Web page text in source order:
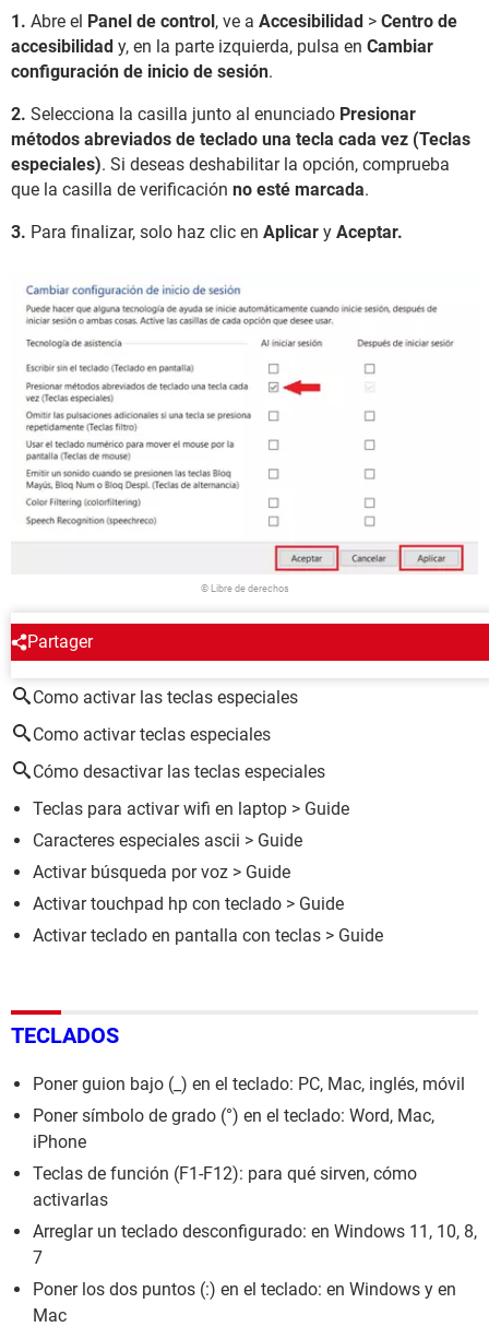
1. Abre el Panel de control , ve a Accesibilidad > Centro de
accesibilidad y, en la parte izquierda, pulsa en Cambiar
configuración de inicio de sesión.
2. Selecciona la casilla junto al enunciado Presionar
métodos abreviados de teclado una tecla cada vez (Teclas
especiales). Si deseas deshabilitar la opción, comprueba
que la casilla de verificación no esté marcada.
3. Para finalizar, solo haz clic en Aplicar y Aceptar.
© Libre de derechos
Partager
ALREDEDOR DEL MISMO TEMA
Como activar las teclas especiales
Como activar teclas especiales
Cómo desactivar las teclas especiales
Teclas para activar wifi en laptop > Guide
Caracteres especiales ascii > Guide
Activar búsqueda por voz > Guide
Activar touchpad hp con teclado > Guide
Activar teclado en pantalla con teclas > Guide
TECLADOS
Poner guion bajo (_) en el teclado: PC, Mac, inglés, móvil
Poner símbolo de grado (°) en el teclado: Word, Mac,
iPhone
Teclas de función (F1-F12): para qué sirven, cómo
activarlas
Arreglar un teclado desconfigurado: en Windows 11, 10, 8,
7
Poner los dos puntos (:) en el teclado: en Windows y en
Mac